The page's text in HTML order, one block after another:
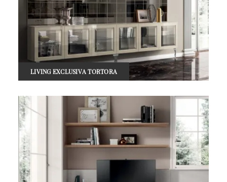
LIVING EXCLUSIVA TORTORA